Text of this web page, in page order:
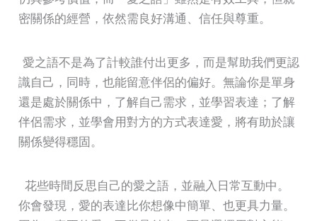
密關係的經營，依然需良好溝通、信任與尊重。
愛之語不是為了計較誰付出更多，而是幫助我們更認
識自己，同時，也能留意伴侶的偏好。無論你是單身
還是處於關係中，了解自己需求，並學習表達；了解
伴侶需求，並學會用對方的方式表達愛，將有助於讓
關係變得穩固。
花些時間反思自己的愛之語，並融入日常互動中。
你會發現，愛的表達比你想像中簡單、也更具力量。